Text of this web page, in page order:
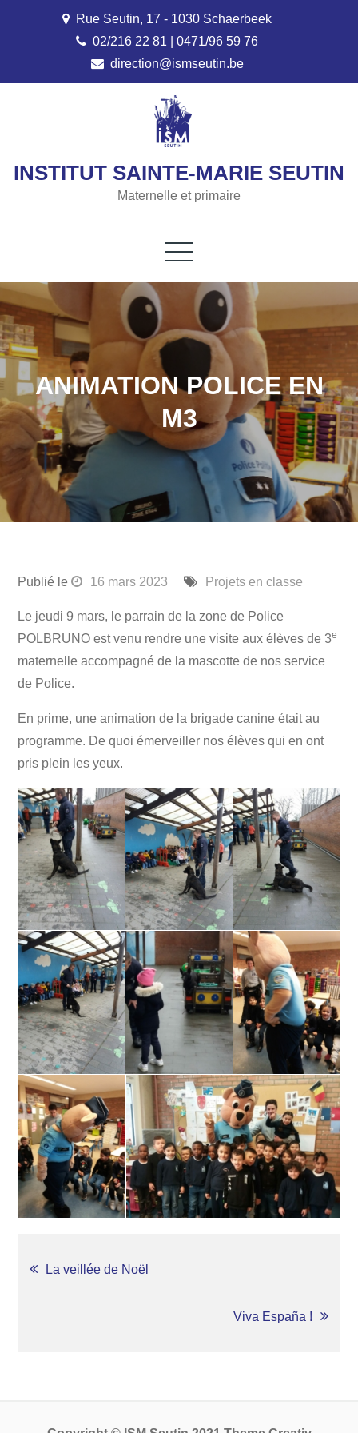
Rue Seutin, 17 - 1030 Schaerbeek
02/216 22 81 | 0471/96 59 76
direction@ismseutin.be
INSTITUT SAINTE-MARIE SEUTIN
Maternelle et primaire
ANIMATION POLICE EN
M3
Publié le 16 mars 2023 Projets en classe
Le jeudi 9 mars, le parrain de la zone de Police
POLBRUNO est venu rendre une visite aux élèves de 3e
maternelle accompagné de la mascotte de nos service
de Police.
En prime, une animation de la brigade canine était au
programme. De quoi émerveiller nos élèves qui en ont
pris plein les yeux.
NAVIGATION
La veillée de Noël
Viva España !